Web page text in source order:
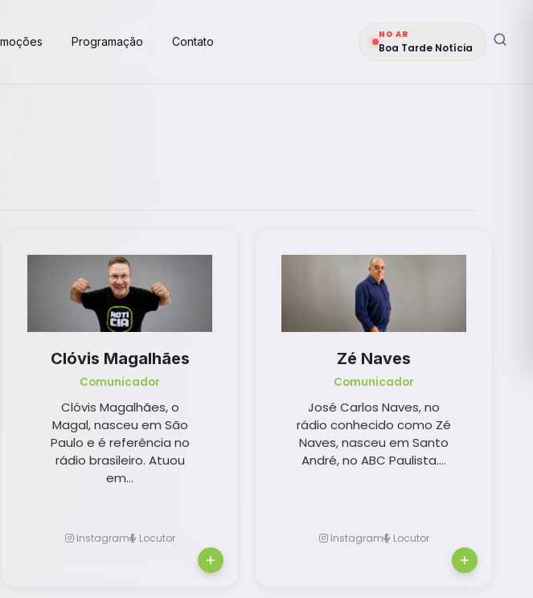
Programação Contato
NO AR
Boa Tarde Notícia
Clóvis Magalhães
Comunicador
Clóvis Magalhães, o
Magal, nasceu em São
Paulo e é referência no
rádio brasileiro. Atuou
em...
Instagram Locutor
Zé Naves
Comunicador
José Carlos Naves, no
rádio conhecido como Zé
Naves, nasceu em Santo
André, no ABC Paulista....
Instagram Locutor